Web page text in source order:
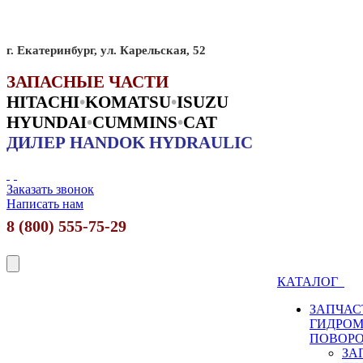
г. Екатеринбург, ул. Карельская, 52
ЗАПАСНЫЕ ЧАСТИ
HITACHI•KOMATSU•ISUZU
HYUNDAI•CUMMINS•CAT
ДИЛЕР HANDOK HYDRAULIC
Заказать звонок
Написать нам
8 (800) 555-75-29
КАТАЛОГ